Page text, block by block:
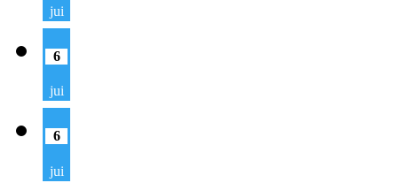
jui
6
jui
6
jui